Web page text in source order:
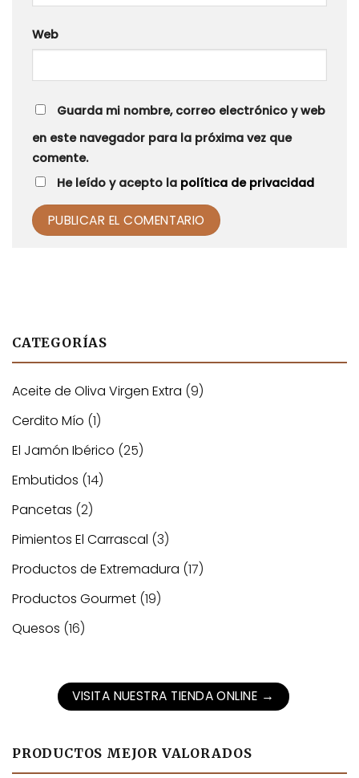
Web
Guarda mi nombre, correo electrónico y web
en este navegador para la próxima vez que
comente.
He leído y acepto la política de privacidad
CATEGORÍAS
Aceite de Oliva Virgen Extra (9)
Cerdito Mío (1)
El Jamón Ibérico (25)
Embutidos (14)
Pancetas (2)
Pimientos El Carrascal (3)
Productos de Extremadura (17)
Productos Gourmet (19)
Quesos (16)
VISITA NUESTRA TIENDA ONLINE →
PRODUCTOS MEJOR VALORADOS